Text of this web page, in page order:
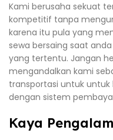
Kami berusaha sekuat
kompetitif tanpa
karena itu pula yang
sewa bersaing saat
yang tertentu. Jangan
mengandalkan kami
transportasi untuk
dengan sistem
Kaya